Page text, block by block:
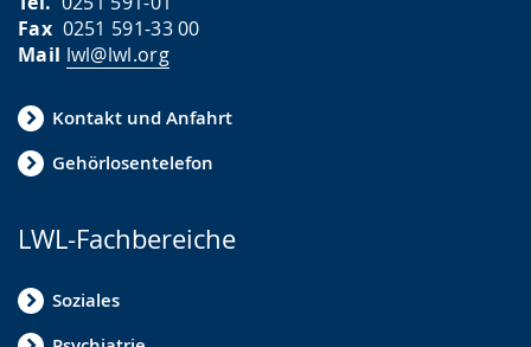
Fax0251 591-33 00
Mail lwl@lwl.org
Kontakt und Anfahrt
Gehörlosentelefon
LWL-Fachbereiche
Soziales